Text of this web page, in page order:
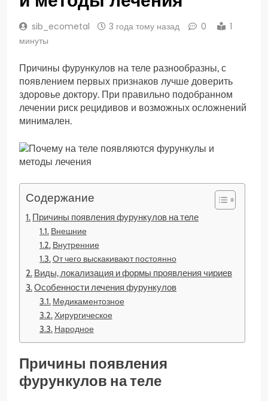
sib_ecometal 3 года тому назад 0
1
минуты
Причины фурункулов на теле разнообразны, с
появлением первых признаков лучше доверить
здоровье доктору. При правильно подобранном
лечении риск рецидивов и возможных осложнений
минимален.
Содержание
Причины появления фурункулов на теле
Внешние
Внутренние
От чего выскакивают постоянно
Виды, локализация и формы проявления чириев
Особенности лечения фурункулов
Медикаментозное
Хирургическое
Народное
Причины появления
фурункулов на теле